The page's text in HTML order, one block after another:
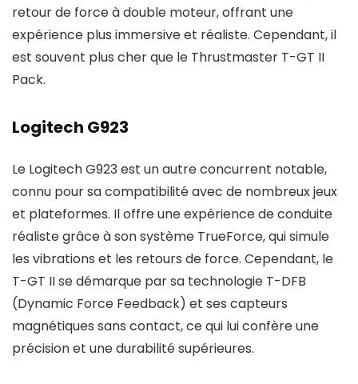
retour de force à double moteur, offrant une
expérience plus immersive et réaliste. Cependant, il
est souvent plus cher que le Thrustmaster T-GT II
Pack.
Logitech G923
Le Logitech G923 est un autre concurrent notable,
connu pour sa compatibilité avec de nombreux jeux
et plateformes. Il offre une expérience de conduite
réaliste grâce à son système TrueForce, qui simule
les vibrations et les retours de force. Cependant, le
T-GT II se démarque par sa technologie T-DFB
(Dynamic Force Feedback) et ses capteurs
magnétiques sans contact, ce qui lui confère une
précision et une durabilité supérieures.